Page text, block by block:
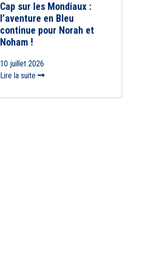
Cap sur les Mondiaux :
l’aventure en Bleu
continue pour Norah et
Noham !
10 juillet 2026
Lire la suite